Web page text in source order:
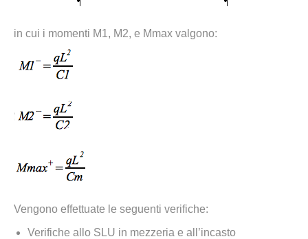
in cui i momenti M1, M2, e Mmax valgono:
Vengono effettuate le seguenti verifiche:
Verifiche allo SLU in mezzeria e all’incasto